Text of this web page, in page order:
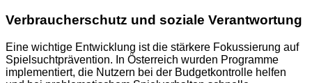
Verbraucherschutz und soziale Verantwortung
Eine wichtige Entwicklung ist die stärkere Fokussierung auf
Spielsuchtprävention. In Österreich wurden Programme
implementiert, die Nutzern bei der Budgetkontrolle helfen